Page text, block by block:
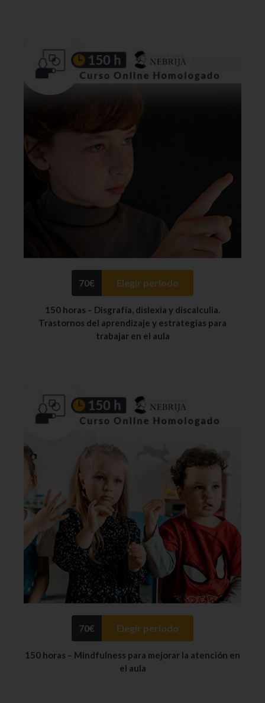
70€ Elegir periodo
150 horas – Disgrafía, dislexia y discalculia.
Trastornos del aprendizaje y estrategias para
trabajar en el aula
70€ Elegir periodo
150 horas – Mindfulness para mejorar la atención en
el aula